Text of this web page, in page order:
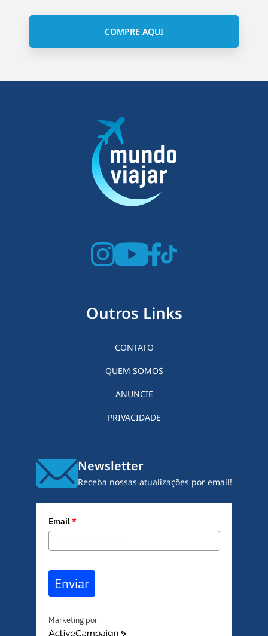
COMPRE AQUI
Outros Links
CONTATO
QUEM SOMOS
ANUNCIE
PRIVACIDADE
Newsletter
Receba nossas atualizações por email!
Email*
Enviar
Marketing por